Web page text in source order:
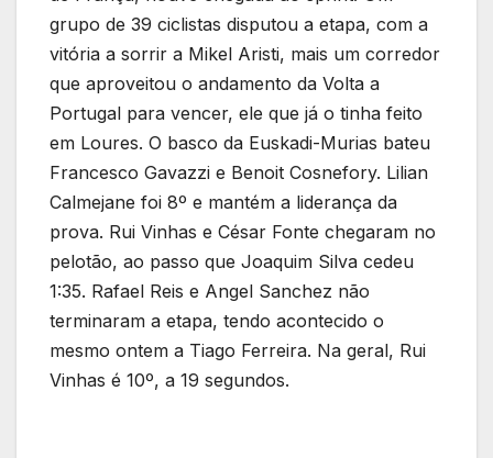
grupo de 39 ciclistas disputou a etapa, com a
vitória a sorrir a Mikel Aristi, mais um corredor
que aproveitou o andamento da Volta a
Portugal para vencer, ele que já o tinha feito
em Loures. O basco da Euskadi-Murias bateu
Francesco Gavazzi e Benoit Cosnefory. Lilian
Calmejane foi 8º e mantém a liderança da
prova. Rui Vinhas e César Fonte chegaram no
pelotão, ao passo que Joaquim Silva cedeu
1:35. Rafael Reis e Angel Sanchez não
terminaram a etapa, tendo acontecido o
mesmo ontem a Tiago Ferreira. Na geral, Rui
Vinhas é 10º, a 19 segundos.